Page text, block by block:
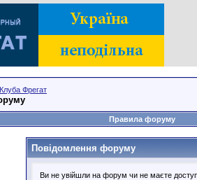
Фрегат
Правила форуму
Повідомлення форуму
Ви не увійшли на форум чи не маєте